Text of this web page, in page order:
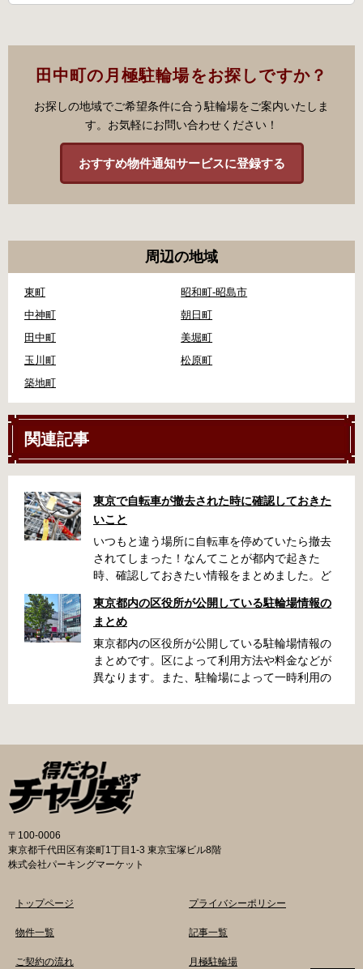
田中町の月極駐輪場をお探しですか？
お探しの地域でご希望条件に合う駐輪場をご案内いたしま
す。お気軽にお問い合わせください！
おすすめ物件通知サービスに登録する
周辺の地域
東町
昭和町-昭島市
中神町
朝日町
田中町
美堀町
玉川町
松原町
築地町
関連記事
東京で自転車が撤去された時に確認しておきた
いこと
いつもと違う場所に自転車を停めていたら撤去
されてしまった！なんてことが都内で起きた
時、確認しておきたい情報をまとめました。ど
くらい？なんて疑問が浮かぶかと思います。事
前に確認していざという時対処しましょう。 千
代田区 / 新宿区 / 品川区 / 港区 / 中央区 / 大田区
/ 北区 / 墨田区 / 渋谷区 / 葛飾区 千代田区で撤去
された場合 猿楽町保管場所 住所 千代田区神田
の地図が置いてあります） 東京メトロ半蔵門
線、都営新宿・三田線神保町駅から徒歩7分 大
手町高架下自転車保管場所 住所 千代田区大手町
二丁目4番 電話 050-2018-6466（千代田区自転
車対策コールセンター） 最寄駅 東京メトロ半蔵
線大手町駅B3出口 返還の際に必要な書類 返還
料 2,000円 自転車の鍵 身分証明証 千代田区HP
保管場所 住所 新宿区内藤町11番地 ※都立新
3896 最寄駅 東京メトロ丸ノ内線新宿三丁目駅
東京都内の区役所が公開している駐輪場情報の
まとめ
東京都内の区役所が公開している駐輪場情報の
まとめです。区によって利用方法や料金などが
異なります。また、駐輪場によって一時利用の
の自転車駐輪場 利用方法 利用登録申請書の提出
申請期間内に利用登録申請書（PDF：
1,396KB） と必要書類を環境まちづくり総務課
あてに郵送（申請期間消印有効）または、期間
内に環境まちづくり総務課（区役所5階5B窓
さい（郵送先・各出張所の受付時間）。電話・
ファクス・メールでは申請できません。 利用料
生活保護受給者免除（詳しくはお問い合わせく
3,000円（区内、区外在住を問わず） 定期利用
〒100-0006
東京都千代田区有楽町1丁目1-3 東京宝塚ビル8階
株式会社パーキングマーケット
トップページ
物件一覧
ご契約の流れ
プライバシーポリシー
記事一覧
月極駐輪場